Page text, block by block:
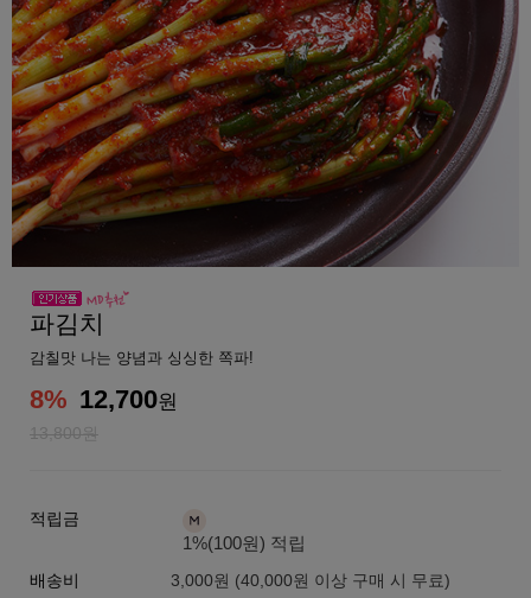
파김치
감칠맛 나는 양념과 싱싱한 쪽파!
8% 12,700원
13,800원
적립금
1%(100원) 적립
배송비 3,000원 (40,000원 이상 구매 시 무료)